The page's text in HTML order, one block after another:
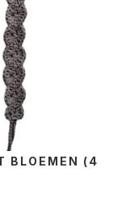
BLOEMEN (4